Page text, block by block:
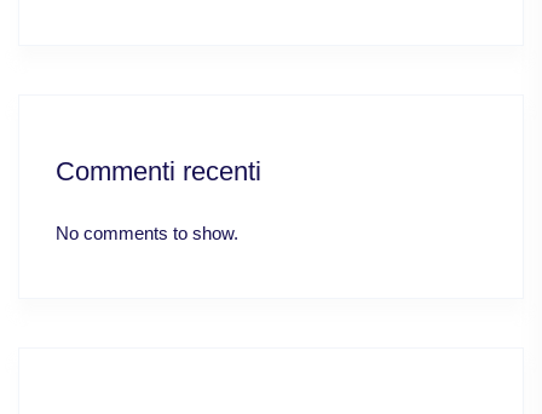
Commenti recenti
No comments to show.